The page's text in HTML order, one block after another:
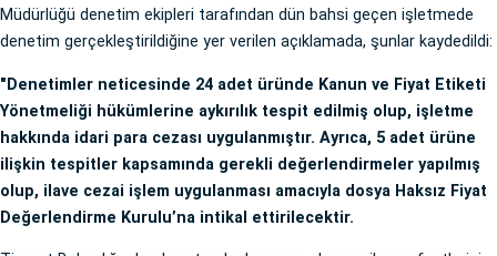
Müdürlüğü denetim ekipleri tarafından dün bahsi geçen işletmede
denetim gerçekleştirildiğine yer verilen açıklamada, şunlar kaydedildi:
"Denetimler neticesinde 24 adet üründe Kanun ve Fiyat Etiketi
Yönetmeliği hükümlerine aykırılık tespit edilmiş olup, işletme
hakkında idari para cezası uygulanmıştır. Ayrıca, 5 adet ürüne
ilişkin tespitler kapsamında gerekli değerlendirmeler yapılmış
olup, ilave cezai işlem uygulanması amacıyla dosya Haksız Fiyat
Değerlendirme Kurulu’na intikal ettirilecektir.